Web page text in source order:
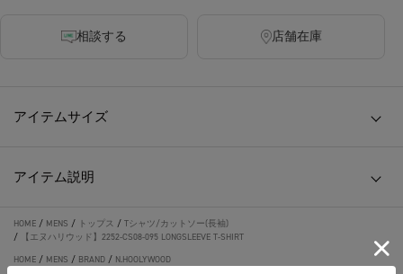
相談する 店舗在庫
アイテムサイズ
アイテム説明
HOME / MENS / トップス / Tシャツ/カットソー(長袖)
/
【エヌハリウッド】2252-CS08-095 LONGSLEEVE T-SHIRT
HOME / MENS / BRAND / N.HOOLYWOOD